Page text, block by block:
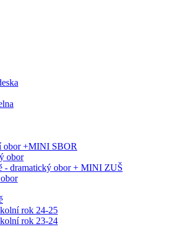
obor +MINI SBOR
obor
- dramatický obor + MINI ZUŠ
rok 24-25
rok 23-24